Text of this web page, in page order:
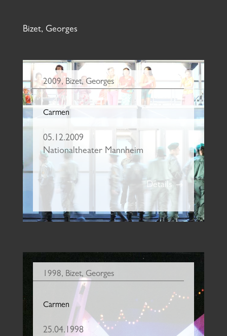
Bizet, Georges
2009, Bizet, Georges
Carmen
05.12.2009
Nationaltheater Mannheim
Details
1998, Bizet, Georges
Carmen
25.04.1998